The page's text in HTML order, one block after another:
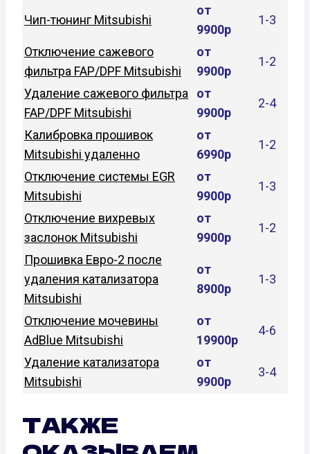
Чип-тюнинг Mitsubishi
от
9900р
1-3
Отключение сажевого
фильтра FAP/DPF Mitsubishi
от
9900р
1-2
Удаление сажевого фильтра
FAP/DPF Mitsubishi
от
9900р
2-4
Калибровка прошивок
Mitsubishi удаленно
от
6990р
1-2
Отключение системы EGR
Mitsubishi
от
9900р
1-3
Отключение вихревых
заслонок Mitsubishi
от
9900р
1-2
Прошивка Евро-2 после
удаления катализатора
Mitsubishi
от
8900р
1-3
Отключение мочевины
AdBlue Mitsubishi
от
19900р
4-6
Удаление катализатора
Mitsubishi
от
9900р
3-4
ТАКЖЕ